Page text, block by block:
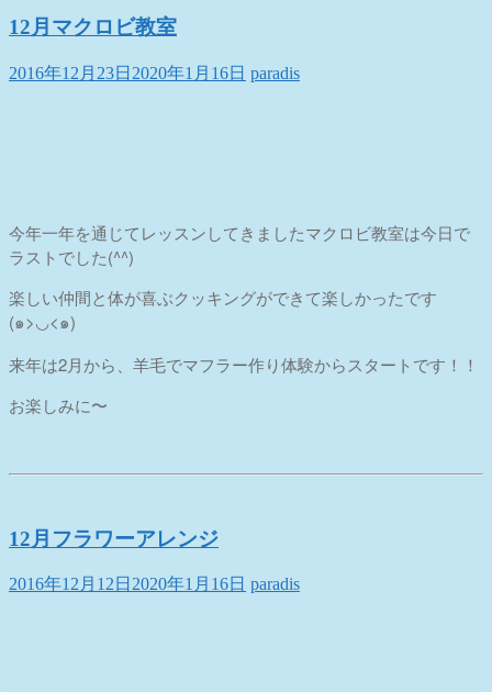
12月マクロビ教室
2016年12月23日 2020年1月16日 paradis
今年一年を通じてレッスンしてきましたマクロビ教室は今日で
ラストでした(^^)
楽しい仲間と体が喜ぶクッキングができて楽しかったです
(๑>◡<๑)
来年は2月から、羊毛でマフラー作り体験からスタートです！！
お楽しみに〜
12月フラワーアレンジ
2016年12月12日 2020年1月16日 paradis